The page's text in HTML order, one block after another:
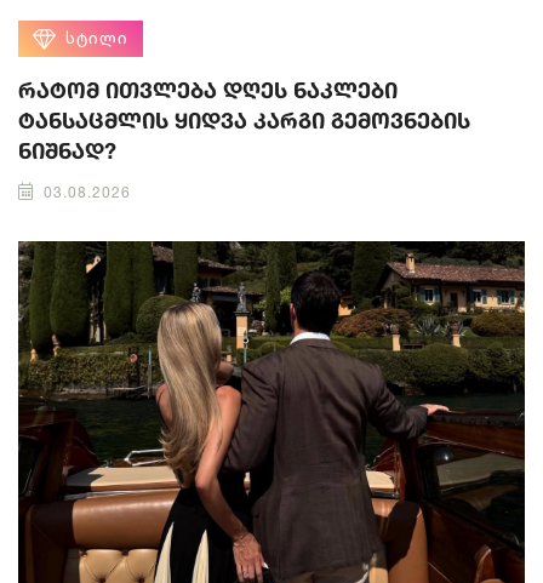
ᲡᲢᲘᲚᲘ
რატომ ითვლება დღეს ნაკლები
ტანსაცმლის ყიდვა კარგი გემოვნების
ნიშნად?
03.08.2026